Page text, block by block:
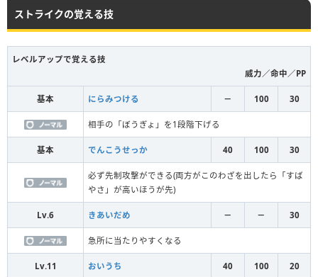
ストライクの覚える技
レベルアップで覚える技
威力／命中／PP
基本 にらみつける － 100 30
相手の「ぼうぎょ」を1段階下げる
基本 でんこうせっか 40 100 30
必ず先制攻撃ができる(両方がこのわざを出したら「すば
やさ」が高いほうが先)
Lv.6 きあいだめ － － 30
急所に当たりやすくなる
Lv.11 おいうち 40 100 20